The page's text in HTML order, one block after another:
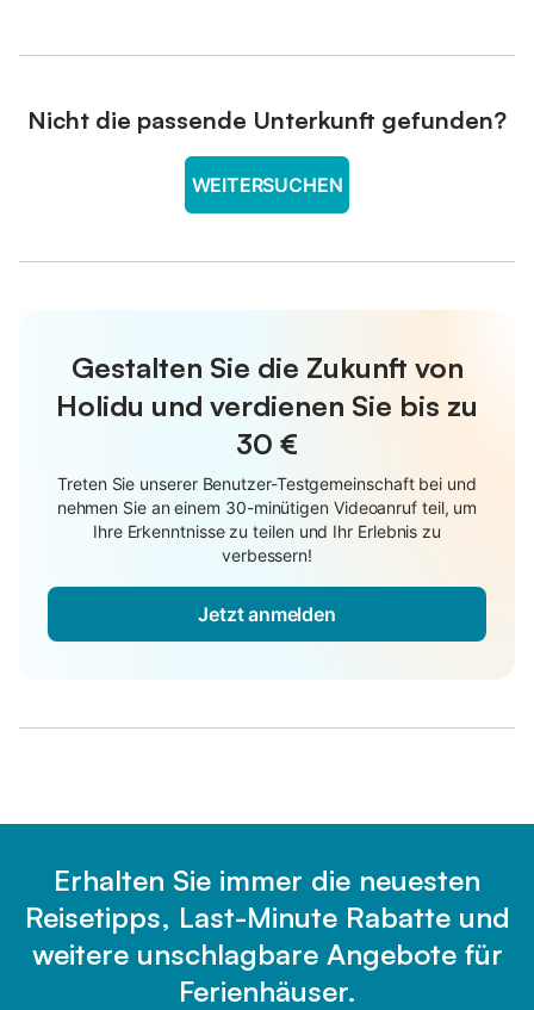
Nicht die passende Unterkunft gefunden?
WEITERSUCHEN
Gestalten Sie die Zukunft von
Holidu und verdienen Sie bis zu
30 €
Treten Sie unserer Benutzer-Testgemeinschaft bei und
nehmen Sie an einem 30-minütigen Videoanruf teil, um
Ihre Erkenntnisse zu teilen und Ihr Erlebnis zu
verbessern!
Jetzt anmelden
Erhalten Sie immer die neuesten
Reisetipps, Last-Minute Rabatte und
weitere unschlagbare Angebote für
Ferienhäuser.